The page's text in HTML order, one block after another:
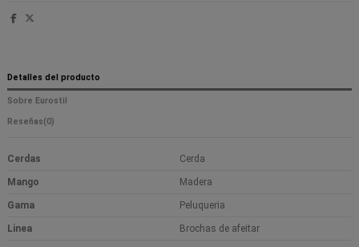
Detalles del producto
Sobre Eurostil
Reseñas(0)
Cerdas Cerda
Mango Madera
Gama Peluqueria
Linea Brochas de afeitar